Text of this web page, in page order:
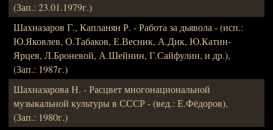
(Зап.: 23.01.1979г.)
Шахназаров Г., Капланян Р. - Работа за дьявола - (исп.:
Ю.Яковлев, О.Табаков, Е.Весник, А.Дик, Ю.Катин-
Ярцев, Л.Броневой, А.Шейнин, Г.Сайфулин, и др.),
(Зап.: 1987г.)
Шахназарова Н. - Расцвет многонациональной
музыкальной культуры в СССР - (вед.: Е.Фёдоров),
(Зап.: 1980г.)